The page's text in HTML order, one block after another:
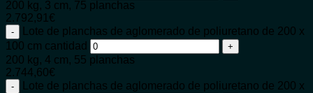
200 kg, 3 cm, 75 planchas
2.792,91 €
Lote de planchas de aglomerado de poliuretano de 200 x
100 cm cantidad
200 kg, 4 cm, 55 planchas
2.744,60€
Lote de planchas de aglomerado de poliuretano de 200 x